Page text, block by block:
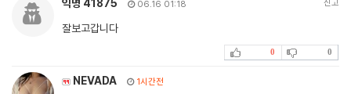
익명 41875 06.16 01:18 신고
잘보고갑니다
0 0
NEVADA 1시간전